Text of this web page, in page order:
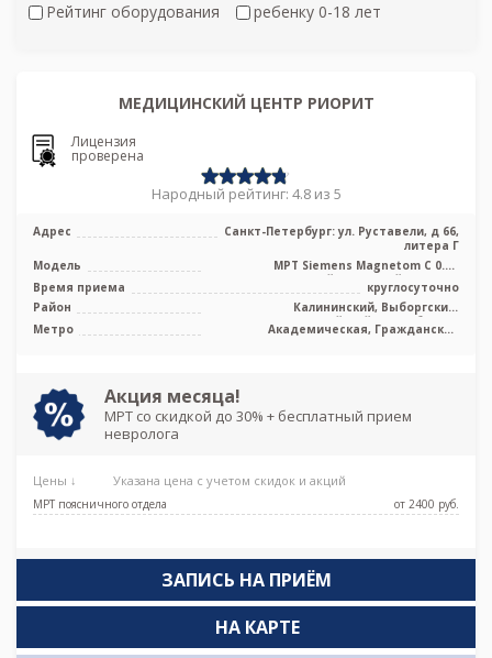
Рейтинг оборудования
ребенку 0-18 лет
МЕДИЦИНСКИЙ ЦЕНТР РИОРИТ
Лицензия
проверена
Народный рейтинг: 4.8 из 5
Адрес
Санкт-Петербург: ул. Руставели, д 66,
литера Г
Модель
МРТ Siemens Magnetom C 0.4T
среднепольный открытый тип, УЗИ
Samsung
Время приема
круглосуточно
Район
Калининский, Выборгский,
Красногвардейский, Лен. область
Метро
Академическая, Гражданский
Акция месяца!
МРТ со скидкой до 30% + бесплатный прием
невролога
Цены ↓ Указана цена с учетом скидок и акций
МРТ поясничного отдела от 2400 pуб.
ЗАПИСЬ НА ПРИЁМ
НА КАРТЕ